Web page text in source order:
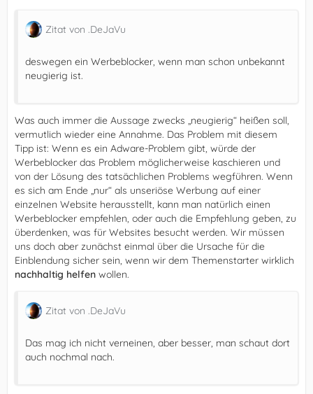
Zitat von .DeJaVu
deswegen ein Werbeblocker, wenn man schon unbekannt
neugierig ist.
Was auch immer die Aussage zwecks „neugierig“ heißen soll,
vermutlich wieder eine Annahme. Das Problem mit diesem
Tipp ist: Wenn es ein Adware-Problem gibt, würde der
Werbeblocker das Problem möglicherweise kaschieren und
von der Lösung des tatsächlichen Problems wegführen. Wenn
es sich am Ende „nur“ als unseriöse Werbung auf einer
einzelnen Website herausstellt, kann man natürlich einen
Werbeblocker empfehlen, oder auch die Empfehlung geben, zu
überdenken, was für Websites besucht werden. Wir müssen
uns doch aber zunächst einmal über die Ursache für die
Einblendung sicher sein, wenn wir dem Themenstarter wirklich
nachhaltig helfen wollen.
Zitat von .DeJaVu
Das mag ich nicht verneinen, aber besser, man schaut dort
auch nochmal nach.